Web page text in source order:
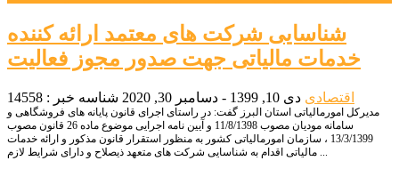
شناسایی شرکت های معتمد ارائه کننده
خدمات مالیاتی جهت صدور مجوز فعالیت
اقتصادی دی 10, 1399 - دسامبر 30, 2020 شناسه خبر : 14558
مدیرکل امورمالیاتی استان البرز گفت: در راستای اجرای قانون پایانه های فروشگاهی و
سامانه مودیان مصوب 11/8/1398 و آیین نامه اجرایی موضوع ماده 26 قانون مصوب
13/3/1399 ، سازمان امورمالیاتی کشور به منظور استقرار قانون مذکور و ارائه خدمات
مالیاتی اقدام به شناسایی شرکت های متعهد ذیصلاح و دارای شرایط لازم ...